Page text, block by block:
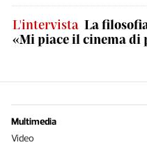
L'intervista La
«Mi piace il cinema di
Multimedia
Video